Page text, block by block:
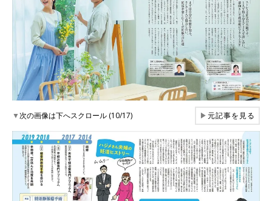
▼次の画像は下へスクロール (10/17) ▶元記事を見る